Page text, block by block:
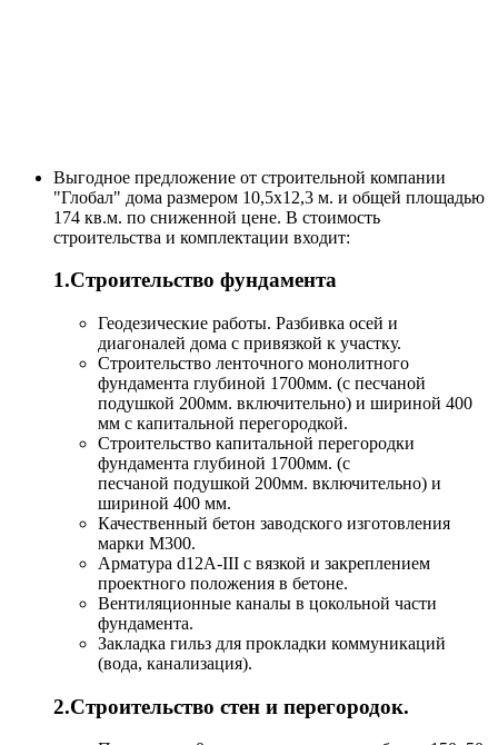
Выгодное предложение от строительной компании
"Глобал" дома размером 10,5x12,3 м. и общей площадью
174 кв.м. по сниженной цене. В стоимость
строительства и комплектации входит:
1.Строительство фундамента
Геодезические работы. Разбивка осей и
диагоналей дома с привязкой к участку.
Строительство ленточного монолитного
фундамента глубиной 1700мм. (с песчаной
подушкой 200мм. включительно) и шириной 400
мм с капитальной перегородкой.
Строительство капитальной перегородки
фундамента глубиной 1700мм. (с
песчаной подушкой 200мм. включительно) и
шириной 400 мм.
Качественный бетон заводского изготовления
марки M300.
Арматура d12А-III с вязкой и закреплением
проектного положения в бетоне.
Вентиляционные каналы в цокольной части
фундамента.
Закладка гильз для прокладки коммуникаций
(вода, канализация).
2.Строительство стен и перегородок.